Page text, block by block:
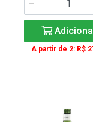
A partir de 2: R$